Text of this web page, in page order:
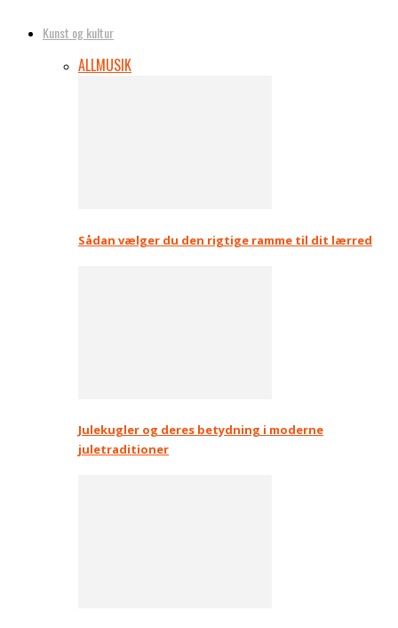
Kunst og kultur
ALLMUSIK
Sådan vælger du den rigtige ramme til dit lærred
Julekugler og deres betydning i moderne
juletraditioner